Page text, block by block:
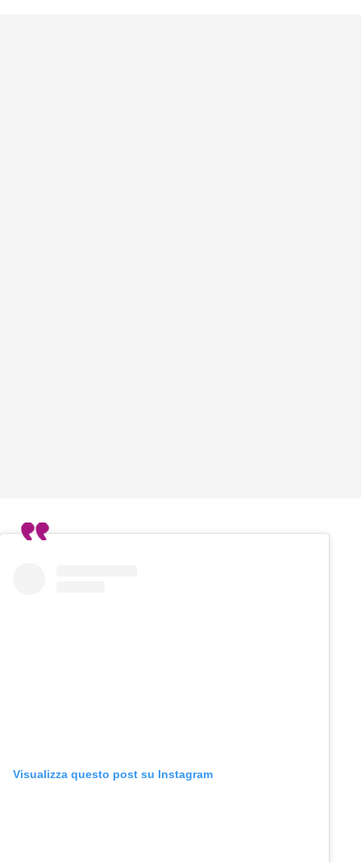
Visualizza questo post su Instagram